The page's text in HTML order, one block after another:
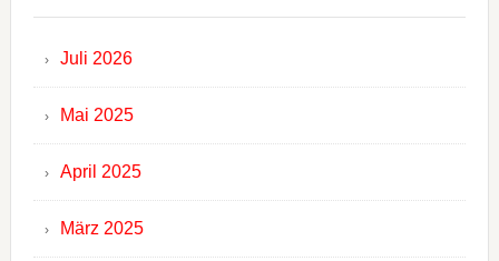
Juli 2026
Mai 2025
April 2025
März 2025